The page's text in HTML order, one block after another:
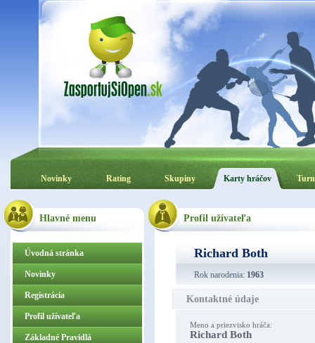
Novinky Rating Skupiny Karty hráčov
Hlavné menu
Úvodná stránka
Novinky
Registrácia
Profil užívateľa
Základné Pravidlá
Profil užívateľa
Richard Both
Rok narodenia: 1963
Kontaktné údaje
Meno a priezvisko hráča:
Richard Both